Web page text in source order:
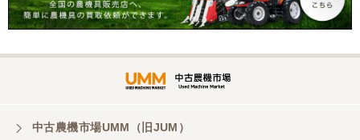
こちらの、対応、も、よくして、くれました。
対応も、よくしてくれました、有難うございまし
中古農機市場UMM（旧JUM）